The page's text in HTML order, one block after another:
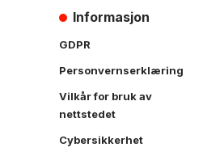
Informasjon
GDPR
Personvernserklæring
Vilkår for bruk av
nettstedet
Cybersikkerhet